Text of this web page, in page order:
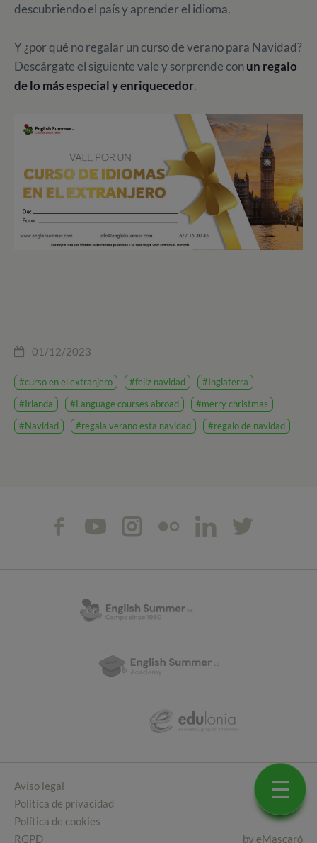
descubriendo el país y aprender el idioma.
Y ¿por qué no regalar un curso de verano para Navidad?
Descárgate el siguiente vale y sorprende conun regalo
de lo más especial y enriquecedor.
01/12/2023
#curso en el extranjero #feliz navidad
#Inglaterra
#Irlanda
#Language courses abroad
#merry christmas
#Navidad
#regala verano esta navidad #regalo de navidad
Aviso legal
Política de privacidad
Política de cookies
RGPD
by eMascaró